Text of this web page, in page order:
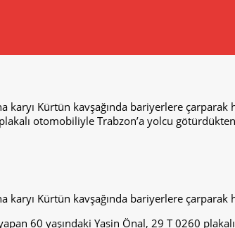
Kürtün kavşağında bariyerlere
otomobiliyle Trabzon’a yolcu
karyı Kürtün kavşağında bariyerlere çarparak
60 yaşındaki Yasin Önal, 29 T 0260